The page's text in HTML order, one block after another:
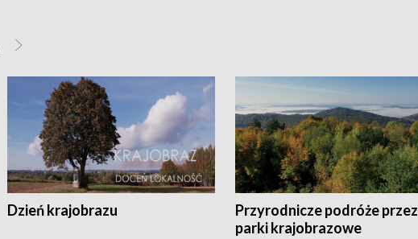
Dzień krajobrazu
Przyrodnicze podróże przez
parki krajobrazowe